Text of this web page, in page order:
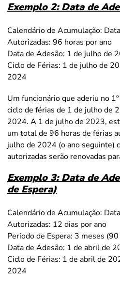
Exemplo 2: Data de
Calendário de Acumulação:
Autorizadas: 96 horas por ano
Data de Adesão: 1 de julho de
Ciclo de Férias: 1 de julho de
2024
Um funcionário que aderiu no
ciclo de férias de 1 de julho de
2024. A 1 de julho de 2023,
um total de 96 horas de férias
julho de 2024 (o ano seguinte)
autorizadas serão renovadas
Exemplo 3: Data de
de Espera)
Calendário de Acumulação:
Autorizadas: 12 dias por ano
Período de Espera: 3 meses (90
Data de Adesão: 1 de abril de
Ciclo de Férias: 1 de abril de
2024